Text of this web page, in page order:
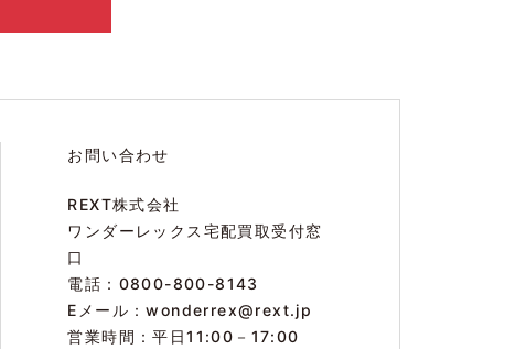
お問い合わせ
REXT株式会社
ワンダーレックス宅配買取受付窓
口
電話：0800-800-8143
Eメール：wonderrex@rext.jp
営業時間：平日11:00－17:00